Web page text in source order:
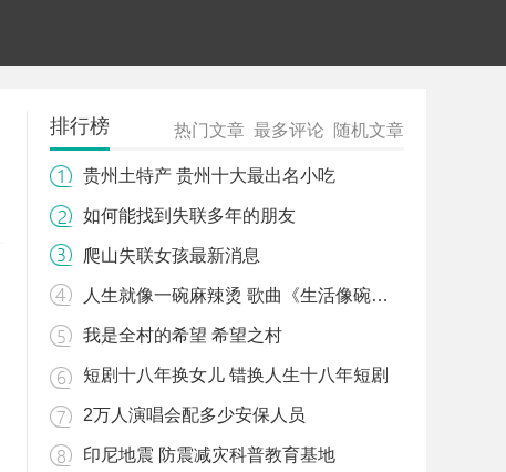
排行榜 热门文章 最多评论 随机文章
贵州土特产 贵州十大最出名小吃
如何能找到失联多年的朋友
爬山失联女孩最新消息
人生就像一碗麻辣烫 歌曲《生活像碗麻辣烫》歌词
我是全村的希望 希望之村
短剧十八年换女儿 错换人生十八年短剧
2万人演唱会配多少安保人员
印尼地震 防震减灾科普教育基地